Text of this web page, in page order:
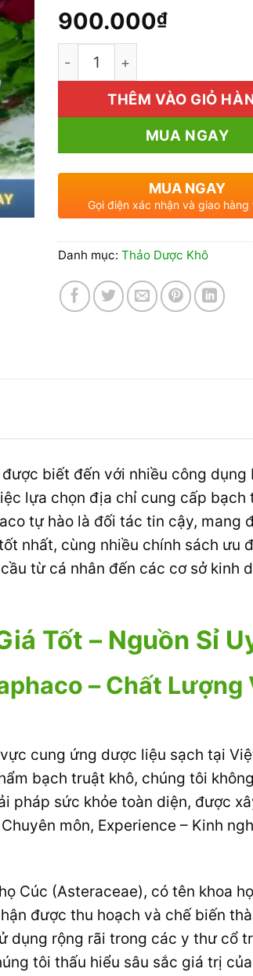
900.000₫
Thaphaco: Bạch Truật Khô
THÊM VÀO GIỎ
MUA NGAY
MUA NGAY
Gọi điện xác nhận và giao hàng
Danh mục: Thảo Dược Khô
biết đến với nhiều công dụng
lựa chọn địa chỉ cung cấp bạch
tự hào là đối tác tin cậy, mang
nhất, cùng nhiều chính sách ưu
từ cá nhân đến các cơ sở kinh
Tốt – Nguồn Sỉ
– Chất
cung ứng dược liệu sạch tại
bạch truật khô, chúng tôi
pháp sức khỏe toàn diện, được
môn, Experience – Kinh
Cúc (Asteraceae), có tên khoa
được thu hoạch và chế biến
dụng rộng rãi trong các y thư cổ
tôi thấu hiểu sâu sắc giá trị